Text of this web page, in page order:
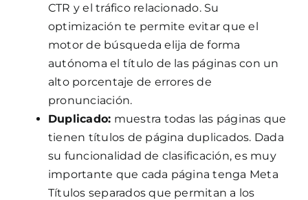
CTR y el tráfico relacionado. Su
optimización te permite evitar que el
motor de búsqueda elija de forma
autónoma el título de las páginas con un
alto porcentaje de errores de
pronunciación.
Duplicado: muestra todas las páginas que
tienen títulos de página duplicados. Dada
su funcionalidad de clasificación, es muy
importante que cada página tenga Meta
Títulos separados que permitan a los